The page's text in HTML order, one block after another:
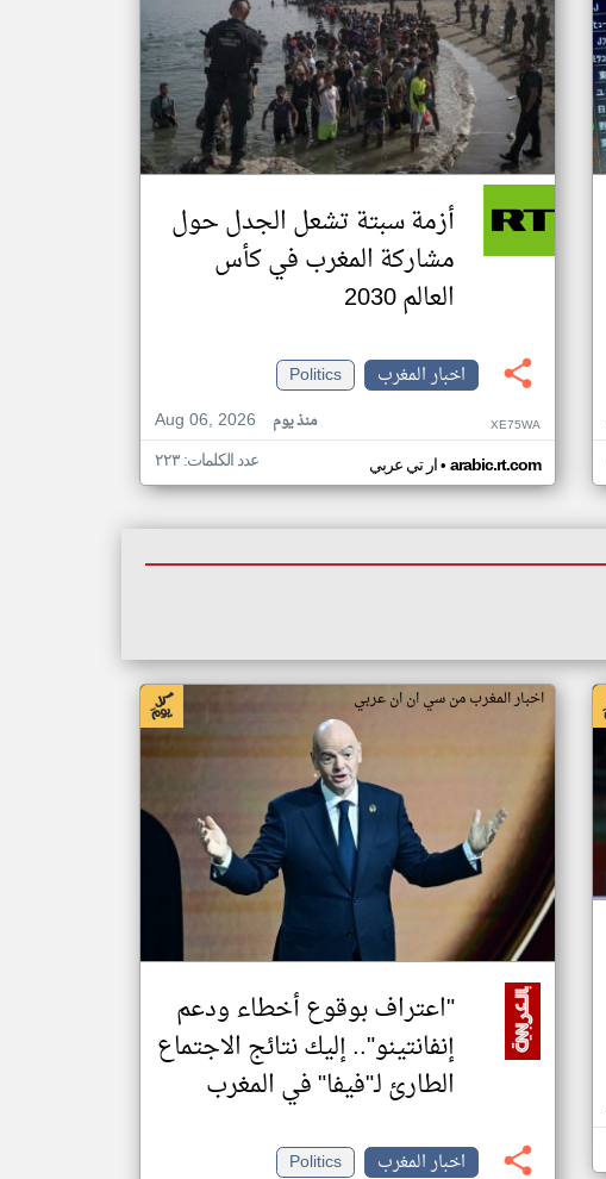
أزمة سبتة تشعل الجدل حول
مشاركة المغرب في كأس
العالم 2030
اخبار المغرب
Politics
Aug 06, 2026
منذ يوم XE75WA
ار تي عربي• arabic.rt.com عدد الكلمات: ٢٢٣
اخبار المغرب من سي ان ان عربي
"اعتراف بوقوع أخطاء ودعم
إنفانتينو".. إليك نتائج الاجتماع
الطارئ لـ"فيفا" في المغرب
اخبار المغرب
Politics